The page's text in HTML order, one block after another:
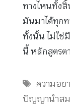
ทางไหนทั้งสิ้
มันมาได้ทุก
ทั้งนั้น ไม่ใช่
นี้ หลักสูตรต
Tags
ความอย
ปัญญานำสม